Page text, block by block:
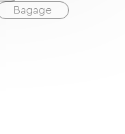
Bagage